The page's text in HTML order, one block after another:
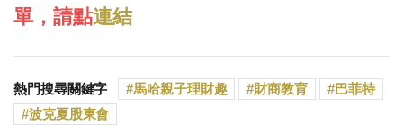
單，請點連結
熱門搜尋關鍵字 馬哈親子理財趣 財商教育
巴菲特
波克夏股東會